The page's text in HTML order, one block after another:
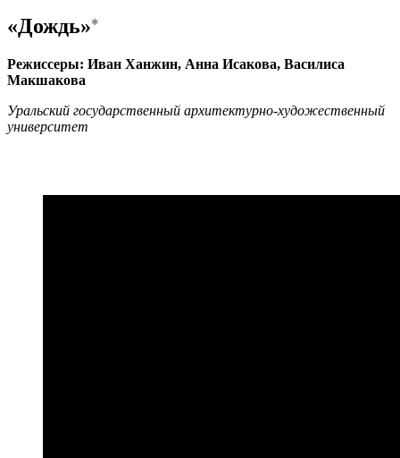
«Дождь»
Режиссеры: Иван Ханжин, Анна Исакова, Василиса
Макшакова
Уральский государственный архитектурно-художественный
университет